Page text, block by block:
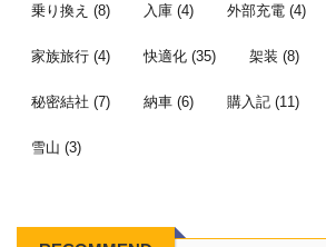
乗り換え (8) 入庫 (4) 外部充電 (4)
家族旅行 (4) 快適化 (35) 架装 (8)
秘密結社 (7) 納車 (6) 購入記 (11)
雪山 (3)